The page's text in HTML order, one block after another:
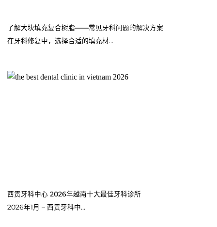
了解大块填充复合树脂——常见牙科问题的解决方案
在牙科修复中，选择合适的填充材...
西贡牙科中心 2026年越南十大最佳牙科诊所
2026年1月 – 西贡牙科中...